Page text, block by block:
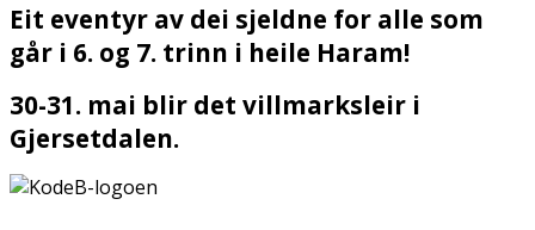
Eit eventyr av dei sjeldne for alle som
går i 6. og 7. trinn i heile Haram!
30-31. mai blir det villmarksleir i
Gjersetdalen.